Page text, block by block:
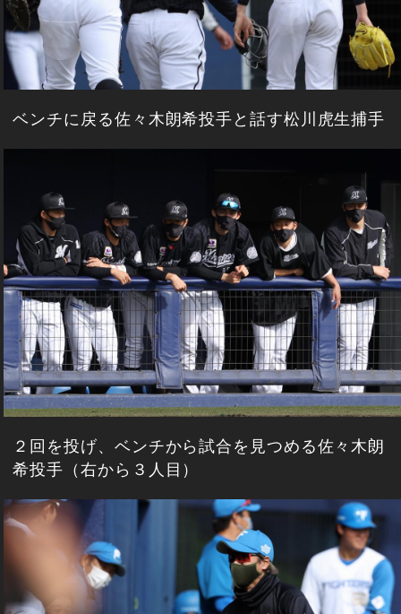
ベンチに戻る佐々木朗希投手と話す松川虎生捕手
２回を投げ、ベンチから試合を見つめる佐々木朗
希投手（右から３人目）